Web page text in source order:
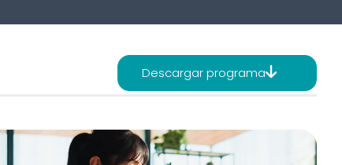
Descargar programa